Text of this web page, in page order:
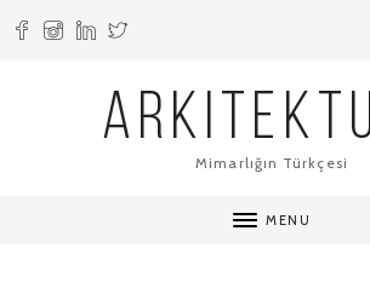
Mimarlığın Türkçesi
MENU